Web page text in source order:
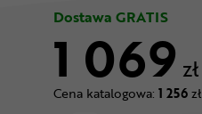
Dostawa GRATIS
1 069 zł
Cena katalogowa: 1 256zł